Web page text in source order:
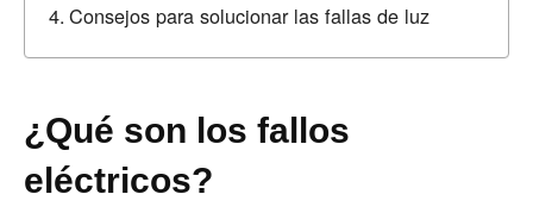
Consejos para solucionar las fallas de luz
¿Qué son los fallos
eléctricos?